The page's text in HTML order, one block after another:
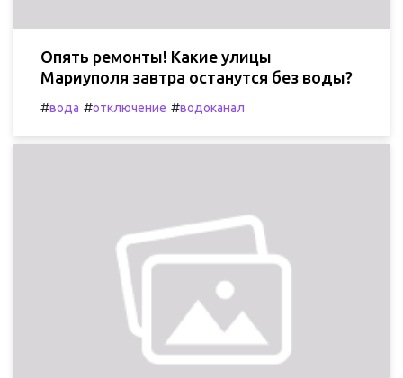
Опять ремонты! Какие улицы
Мариуполя завтра останутся без воды?
#вода #отключение #водоканал